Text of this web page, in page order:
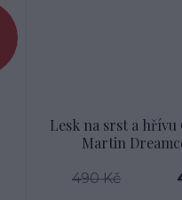
Lesk na srst a
Martin
490 Kč